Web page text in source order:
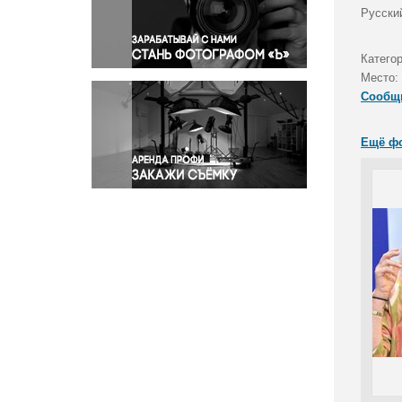
Правосудие
Происшествия и конфликты
Религия
Светская жизнь
Спорт
Экология
Экономика и бизнес
Место:
Ещё